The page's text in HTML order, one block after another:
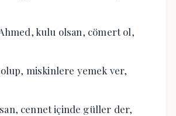
kulu olsan, cömert ol,
miskinlere yemek ver,
cennet içinde güller der,